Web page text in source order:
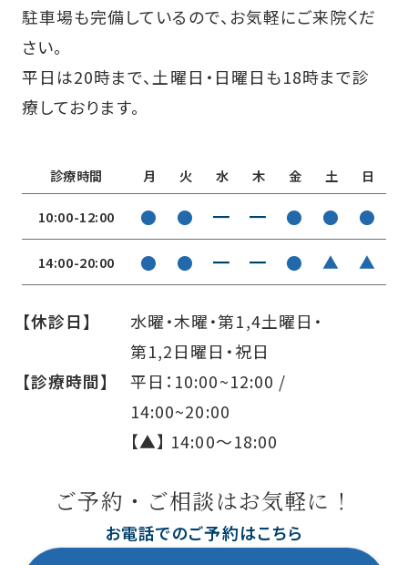
駐車場も完備しているので、お気軽にご来院くだ
さい。
平日は20時まで、土曜日・日曜日も18時まで診
療しております。
診療時間 月 火 水 木 金 土 日
10:00-12:00 ● ● ━ ━ ● ● ●
14:00-20:00 ● ● ━ ━ ● ▲ ▲
【休診日】
水曜・木曜・第1,4土曜日・
第1,2日曜日・祝日
【診療時間】
平日：10:00~12:00 /
14:00~20:00
【▲】 14:00〜18:00
ご予約・ご相談はお気軽に！
お電話でのご予約はこちら